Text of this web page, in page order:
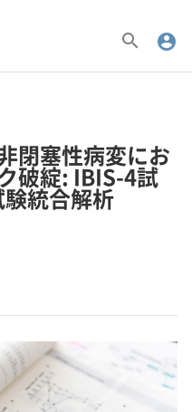
search account_circle
閉塞性病変にお
破綻: IBIS-4試
統合解析